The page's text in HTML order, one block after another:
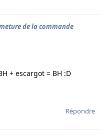
de la commande
+ escargot = BH :D
Répondre